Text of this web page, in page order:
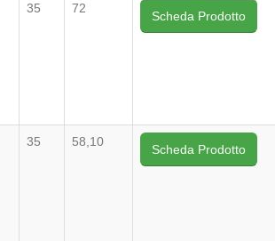
35 72
Scheda Prodotto
35 58,10
Scheda Prodotto